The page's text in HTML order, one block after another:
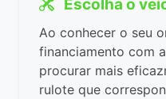
Escolha o
Ao conhecer o seu
financiamento com
procurar mais
rulote que